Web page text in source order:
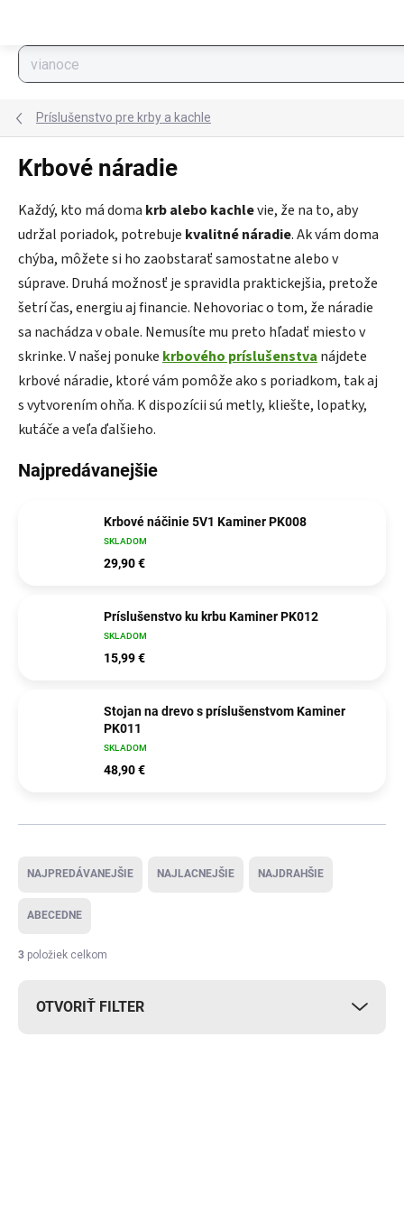
Príslušenstvo pre krby a kachle
Krbové náradie
Každý, kto má doma krb alebo kachlevie, že na to, aby
udržal poriadok, potrebuje kvalitné náradie. Ak vám doma
chýba, môžete si ho zaobstarať samostatne alebo v
súprave. Druhá možnosť je spravidla praktickejšia, pretože
šetrí čas, energiu aj financie. Nehovoriac o tom, že náradie
sa nachádza v obale. Nemusíte mu preto hľadať miesto v
skrinke. V našej ponuke krbového príslušenstva nájdete
krbové náradie, ktoré vám pomôže ako s poriadkom, tak aj
s vytvorením ohňa. K dispozícii sú metly, kliešte, lopatky,
kutáče a veľa ďalšieho.
Najpredávanejšie
Krbové náčinie 5V1 Kaminer PK008
SKLADOM
29,90 €
Príslušenstvo ku krbu Kaminer PK012
SKLADOM
15,99 €
Stojan na drevo s príslušenstvom Kaminer
PK011
SKLADOM
48,90 €
NAJPREDÁVANEJŠIE NAJLACNEJŠIE NAJDRAHŠIE
ABECEDNE
3 položiek celkom
OTVORIŤ FILTER